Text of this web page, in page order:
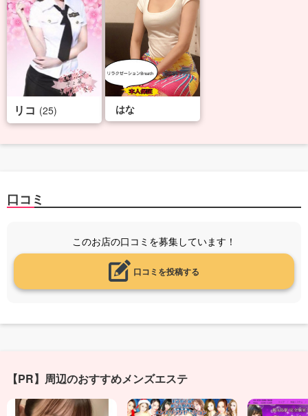
リコ (25) はな
口コミ
このお店の口コミを募集しています！
口コミを投稿する
【PR】周辺のおすすめメンズエステ